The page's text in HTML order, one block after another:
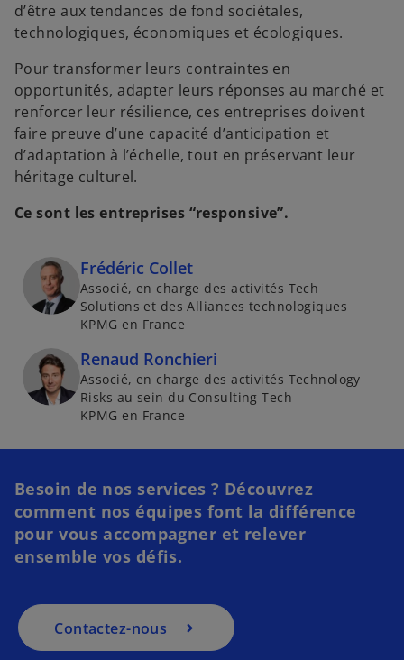
d’être aux tendances de fond sociétales,
technologiques, économiques et écologiques.
Pour transformer leurs contraintes en
opportunités, adapter leurs réponses au marché et
renforcer leur résilience, ces entreprises doivent
faire preuve d’une capacité d’anticipation et
d’adaptation à l’échelle, tout en préservant leur
héritage culturel.
Ce sont les entreprises “responsive”.
Frédéric Collet
Associé, en charge des activités Tech
Solutions et des Alliances technologiques
KPMG en France
Renaud Ronchieri
Associé, en charge des activités Technology
Risks au sein du Consulting Tech
KPMG en France
Besoin de nos services ? Découvrez
comment nos équipes font la différence
pour vous accompagner et relever
ensemble vos défis.​
Contactez-nous